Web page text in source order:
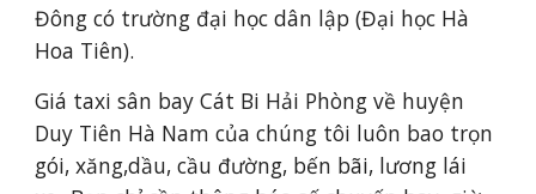
Đông có trường đại học dân lập (Đại học Hà
Hoa Tiên).
Giá taxi sân bay Cát Bi Hải Phòng về huyện
Duy Tiên Hà Nam của chúng tôi luôn bao trọn
gói, xăng,dầu, cầu đường, bến bãi, lương lái